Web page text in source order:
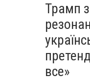
Трамп
все»